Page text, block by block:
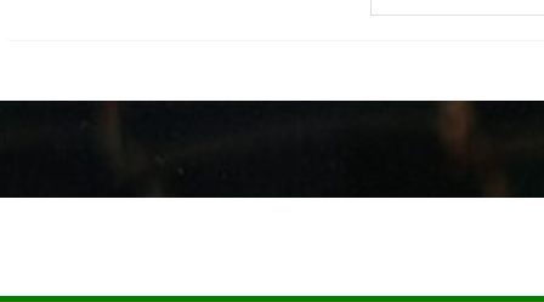
giúp phục hồi các